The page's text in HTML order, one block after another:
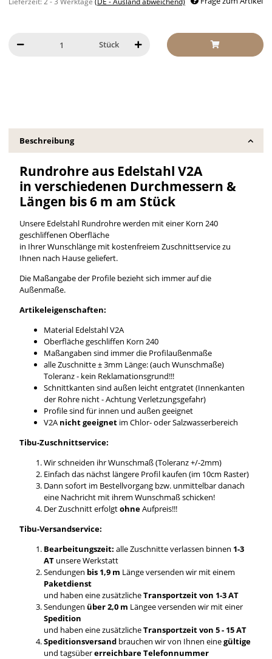
Stück
Beschreibung
Rundrohre aus Edelstahl V2A
in verschiedenen Durchmessern &
Längen bis 6 m am Stück
Unsere Edelstahl Rundrohre werden mit einer Korn 240
geschliffenen Oberfläche
in Ihrer Wunschlänge mit kostenfreiem Zuschnittservice zu
Ihnen nach Hause geliefert.
Die Maßangabe der Profile bezieht sich immer auf die
Außenmaße.
Artikeleigenschaften:
Material Edelstahl V2A
Oberfläche geschliffen Korn 240
Maßangaben sind immer die Profilaußenmaße
alle Zuschnitte ± 3mm Länge: (auch Wunschmaße)
Toleranz - kein Reklamationsgrund!!!
Schnittkanten sind außen leicht entgratet (Innenkanten
der Rohre nicht - Achtung Verletzungsgefahr)
Profile sind für innen und außen geeignet
V2A nicht geeignet im Chlor- oder Salzwasserbereich
Tibu-Zuschnittservice:
Wir schneiden ihr Wunschmaß (Toleranz +/-2mm)
Einfach das nächst längere Profil kaufen (im 10cm Raster)
Dann sofort im Bestellvorgang bzw. unmittelbar danach
eine Nachricht mit ihrem Wunschmaß schicken!
Der Zuschnitt erfolgtohneAufpreis!!!
Tibu-Versandservice:
Bearbeitungszeit: alle Zuschnitte verlassen binnen 1-3
AT unsere Werkstatt
Sendungen bis 1,9 m Länge versenden wir mit einem
Paketdienst
und haben eine zusätzlicheTransportzeit von 1-3 AT
Sendungen über 2,0 m Längee versenden wir mit einer
Spedition
und haben eine zusätzlicheTransportzeit von 5 - 15 AT
Speditionsversandbrauchen wir von Ihnen einegültige
und tagsübererreichbare Telefonnummer